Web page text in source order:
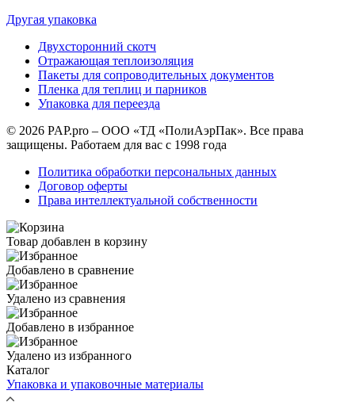
Другая упаковка
Двухсторонний скотч
Отражающая теплоизоляция
Пакеты для сопроводительных документов
Пленка для теплиц и парников
Упаковка для переезда
© 2026 PAP.pro – ООО «ТД «ПолиАэрПак». Все права
защищены. Работаем для вас с 1998 года
Политика обработки персональных данных
Договор оферты
Права интеллектуальной собственности
Товар добавлен в корзину
Добавлено в сравнение
Удалено из сравнения
Добавлено в избранное
Удалено из избранного
Каталог
Упаковка и упаковочные материалы